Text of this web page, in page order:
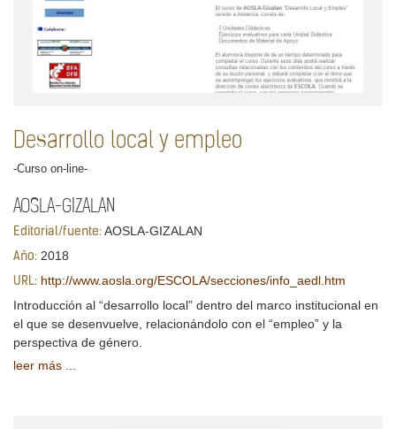
Desarrollo local y empleo
-Curso on-line-
AOSLA-GIZALAN
Editorial/fuente: AOSLA-GIZALAN
Año: 2018
URL: http://www.aosla.org/ESCOLA/secciones/info_aedl.htm
Introducción al “desarrollo local” dentro del marco institucional en
el que se desenvuelve, relacionándolo con el “empleo” y la
perspectiva de género.
leer más ...